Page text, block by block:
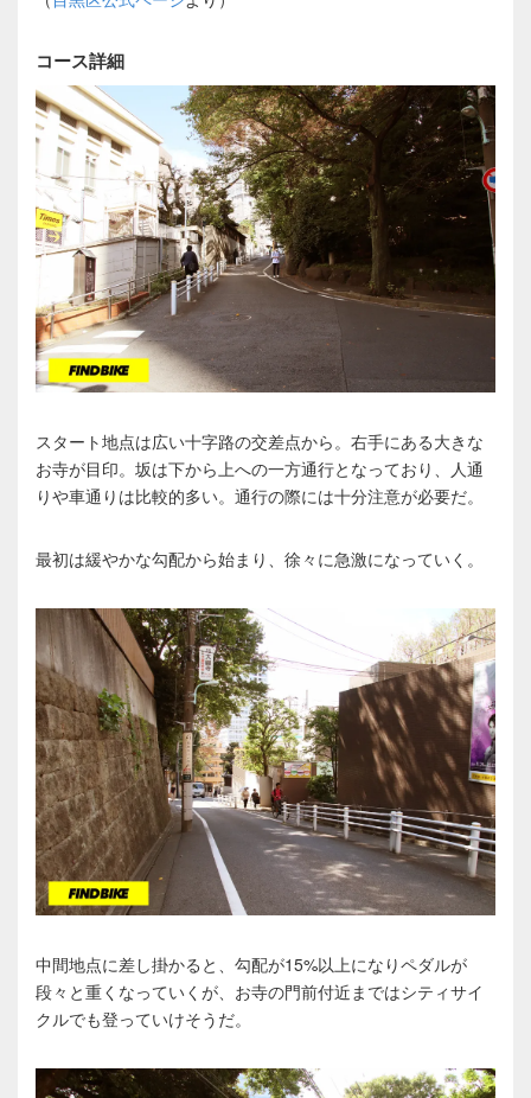
コース詳細
スタート地点は広い十字路の交差点から。右手にある大きな
お寺が目印。坂は下から上への一方通行となっており、人通
りや車通りは比較的多い。通行の際には十分注意が必要だ。
最初は緩やかな勾配から始まり、徐々に急激になっていく。
中間地点に差し掛かると、勾配が15%以上になりペダルが
段々と重くなっていくが、お寺の門前付近まではシティサイ
クルでも登っていけそうだ。